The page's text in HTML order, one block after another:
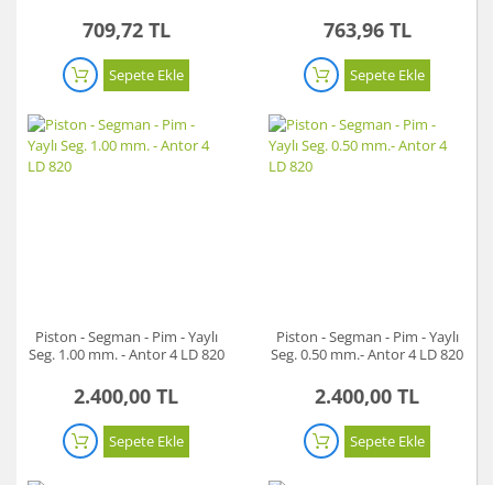
709,72 TL
Sepete Ekle
763,96 TL
Sepete Ekle
Piston - Segman - Pim - Yaylı
Seg. 1.00 mm. - Antor 4 LD 820
2.400,00 TL
Sepete Ekle
Piston - Segman - Pim - Yaylı
Seg. 0.50 mm.- Antor 4 LD 820
2.400,00 TL
Sepete Ekle